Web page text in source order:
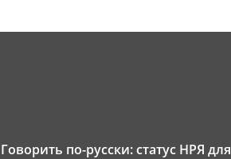
Говорить по-русски: статус НРЯ для